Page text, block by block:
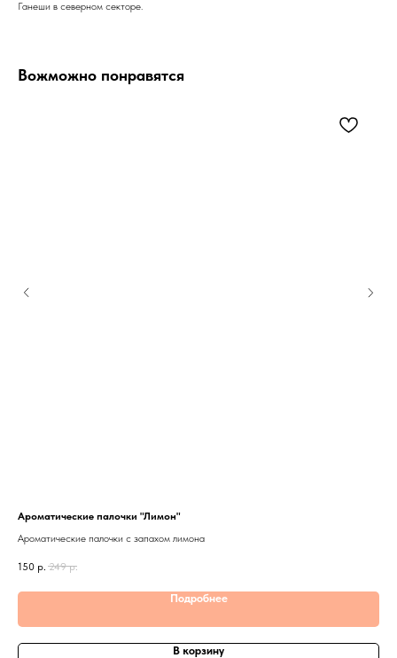
Ганеши в северном секторе.
Вожможно понравятся
Ароматические палочки "Лимон"
Ароматические палочки с запахом лимона
150 р. 249 р.
Подробнее
В корзину